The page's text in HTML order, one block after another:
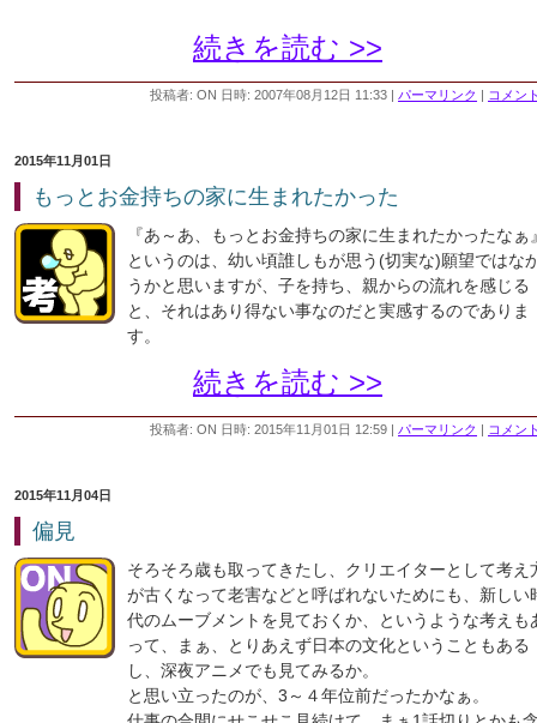
続きを読む >>
投稿者: ON 日時: 2007年08月12日 11:33 | パーマリンク | コメン
2015年11月01日
もっとお金持ちの家に生まれたかった
『あ～あ、もっとお金持ちの家に生まれたかったなぁ
というのは、幼い頃誰しもが思う(切実な)願望ではな
うかと思いますが、子を持ち、親からの流れを感じる
と、それはあり得ない事なのだと実感するのでありま
す。
続きを読む >>
投稿者: ON 日時: 2015年11月01日 12:59 | パーマリンク | コメン
2015年11月04日
偏見
そろそろ歳も取ってきたし、クリエイターとして考え
が古くなって老害などと呼ばれないためにも、新しい
代のムーブメントを見ておくか、というような考えも
って、まぁ、とりあえず日本の文化ということもある
し、深夜アニメでも見てみるか。
と思い立ったのが、3～４年位前だったかなぁ。